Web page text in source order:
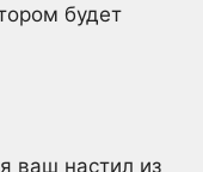
будет
ваш настил из